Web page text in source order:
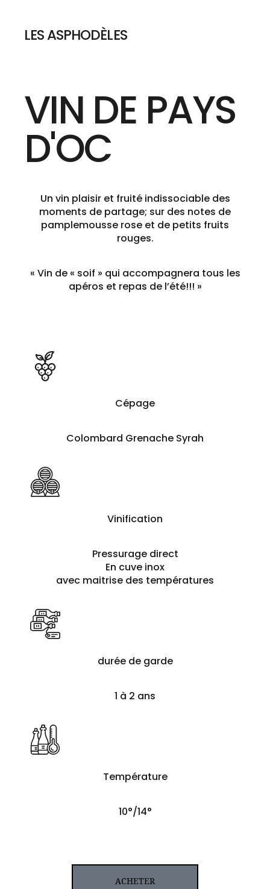
LES ASPHODÈLES
VIN DE PAYS
D'OC
Un vin plaisir et fruité indissociable des
moments de partage; sur des notes de
pamplemousse rose et de petits fruits
rouges.
« Vin de « soif » qui accompagnera tous les
apéros et repas de l’été!!! »
Cépage
Colombard Grenache Syrah
Vinification
Pressurage direct
En cuve inox
avec maitrise des températures
durée de garde
1 à 2 ans
Température
10°/14°
ACHETER